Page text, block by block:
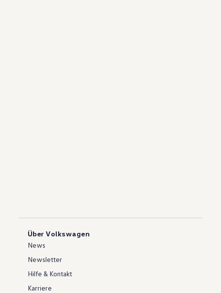
Über Volkswagen
News
Newsletter
Hilfe & Kontakt
Karriere